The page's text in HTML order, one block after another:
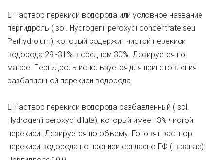
 Раствор перекиси водорода или условное название
пергидроль ( sol. Hydrogenii peroxydi concentrate seu
Perhydrolum), который содержит чистой перекиси
водорода 29 -31% в среднем 30%. Дозируется по
массе. Пергидроль используется для приготовления
разбавленной перекиси водорода.
 Раствор перекиси водорода разбавленный ( sol.
Hydrogenii peroxydi diluta), который имеет 3% чистой
перекиси. Дозируется по объему. Готовят раствор
перекиси водорода по прописи согласно ГФ ( в запас):